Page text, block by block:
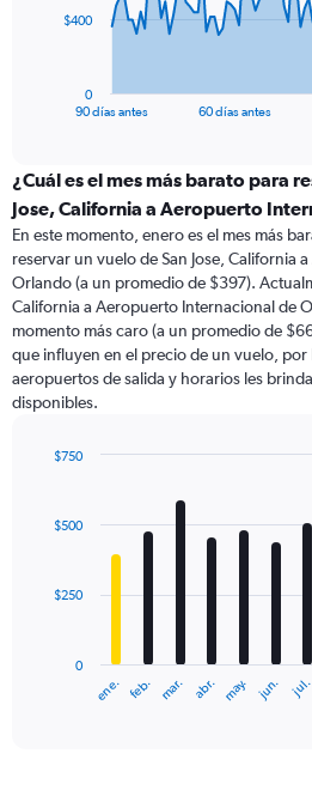
The
categories.
Range:
91
categories.
The
chart
has
1
Y
axis
displaying
Range:
1200.
90 días antes 60 días antes
0
$400
¿Cuál es el mes más barato para
Jose, California a Aeropuerto
En este momento, enero es el mes más
reservar un vuelo de San Jose, California
Orlando (a un promedio de $397).
California a Aeropuerto Internacional de
momento más caro (a un promedio de
que influyen en el precio de un vuelo, por
aeropuertos de salida y horarios les
disponibles.
with
12
The
ene. feb. mar. abr. may. jun. jul.
0
$250
$500
$750